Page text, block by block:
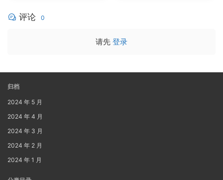
评论 0
请先 登录
归档
2024 年 5 月
2024 年 4 月
2024 年 3 月
2024 年 2 月
2024 年 1 月